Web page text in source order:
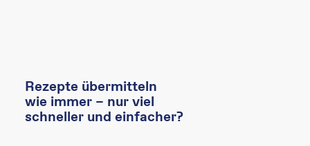
Rezepte übermitteln
wie immer – nur viel
schneller und einfacher?